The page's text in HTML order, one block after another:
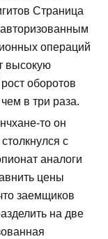
Страница
операций
высокую
оборотов
в три раза.
то он
с
аналоги
цены
заемщиков
на две